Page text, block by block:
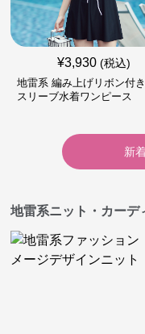
¥3,930 (税込)
地雷系 編み上げリボン付
スリーブ水着ワンピース
新
地雷系ニット・カーデ